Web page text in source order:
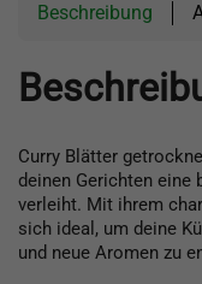
Beschreibung
Curry Blätter
deinen Gerichten eine
verleiht. Mit ihrem
sich ideal, um deine
und neue Aromen zu